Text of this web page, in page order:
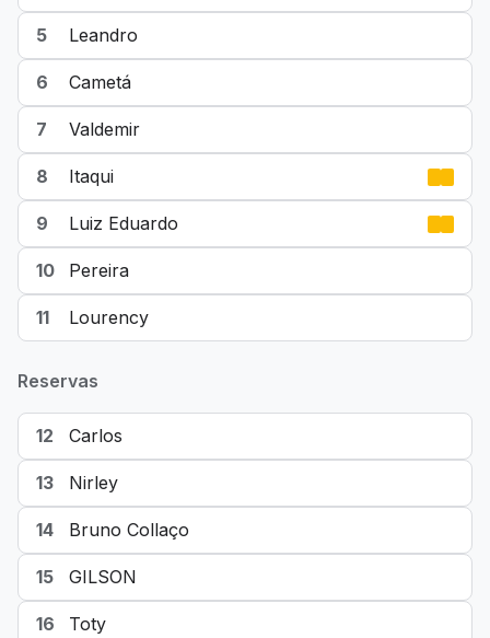
5 Leandro
6 Cametá
7 Valdemir
8 Itaqui
9 Luiz Eduardo
10 Pereira
11 Lourency
Reservas
12 Carlos
13 Nirley
14 Bruno Collaço
15 GILSON
16 Toty